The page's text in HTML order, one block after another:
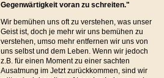
Gegenwärtigkeit voran zu schreiten."
Wir bemühen uns oft zu verstehen, was unser
Geist ist, doch je mehr wir uns bemühen zu
verstehen, umso mehr entfernen wir uns von
uns selbst und dem Leben. Wenn wir jedoch
z.B. für einen Moment zu einer sachten
Ausatmung im Jetzt zurückkommen, sind wir